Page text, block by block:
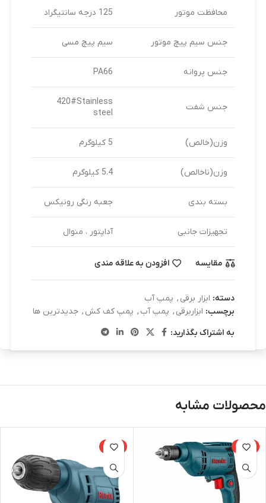
محافظت موتور 125 درجه سانتیگراد
جنس سیم پیچ موتور سیم پیچ مسی
جنس پروانه PA66
جنس شفت
420#Stainless
steel
وزن(خالص) 5 کیلوگرم
وزن(ناخالص) 5.4 کیلوگرم
بسته بندی جعبه رنگی رونیکس
تجهیزات جانبی آداپتور ، منوال
مقایسه افزودن به علاقه مندی
دسته: ابزار برقی , پمپ آب
برچسب: ابزاربرقی , پمپ آب , پمپ کف کش , جدیدترین ها
به اشتراک بگذارید:
محصولات مشابه
-15%
-15%